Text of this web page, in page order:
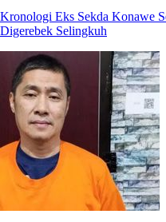
Kronologi Eks Sekda Konawe
Digerebek Selingkuh